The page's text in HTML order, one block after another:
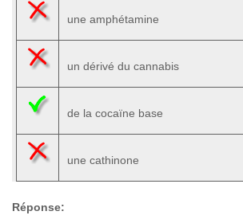
une amphétamine
un dérivé du cannabis
de la cocaïne base
une cathinone
Réponse: